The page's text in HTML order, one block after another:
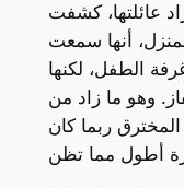
عائلتها، كشفت
أنها سمعت
الطفل، لكنها
وهو ما زاد من
ربما كان